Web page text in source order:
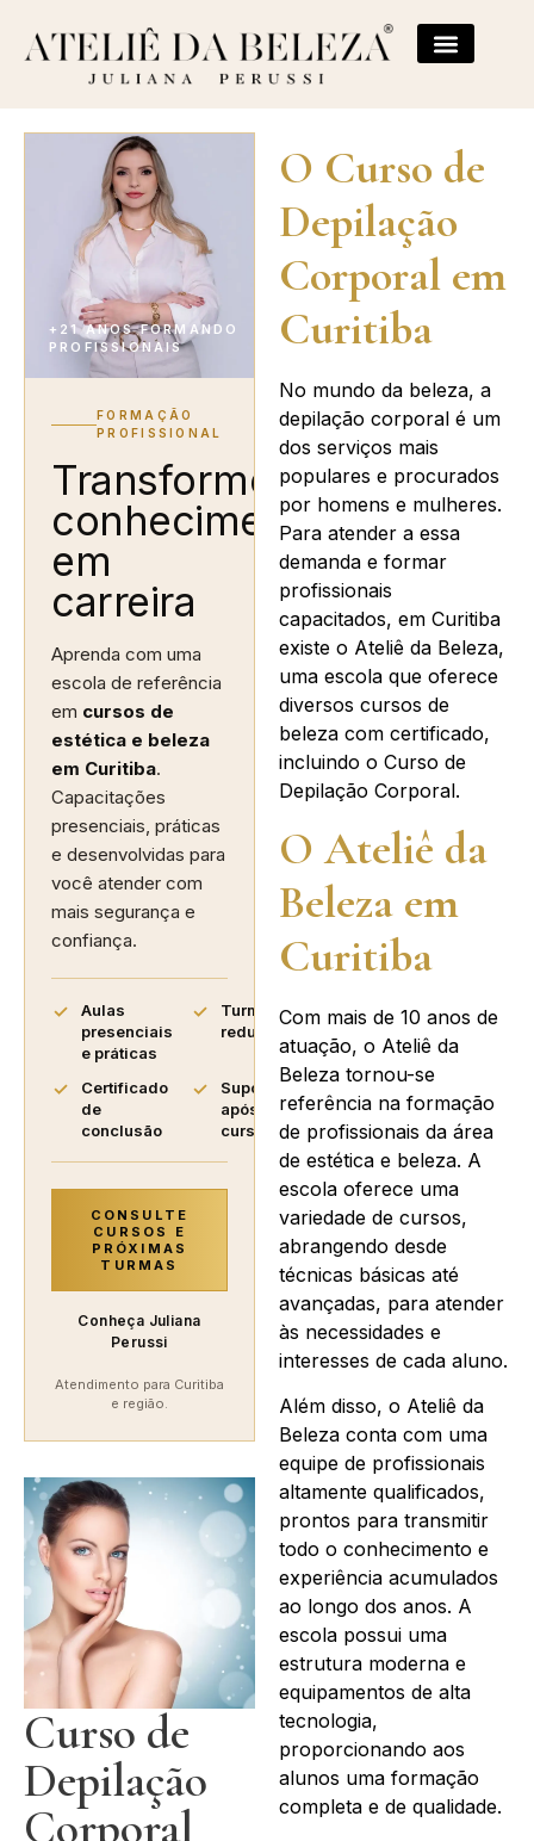
+21 ANOS FORMANDO
PROFISSIONAIS
FORMAÇÃO
PROFISSIONAL
Transforme
conhecimento
em
carreira
Aprenda com uma
escola de referência
em cursos de
estética e beleza
em Curitiba.
Capacitações
presenciais, práticas
e desenvolvidas para
você atender com
mais segurança e
confiança.
Aulas
presenciais
e práticas
Turmas
reduzidas
Certificado
de
conclusão
Suporte
após o
curso
CONSULTE
CURSOS E
PRÓXIMAS
TURMAS
Conheça Juliana
Perussi
Atendimento para Curitiba
e região.
Curso de
Depilação
Corporal
O Curso de
Depilação
Corporal em
Curitiba
No mundo da beleza, a
depilação corporal é um
dos serviços mais
populares e procurados
por homens e mulheres.
Para atender a essa
demanda e formar
profissionais
capacitados, em Curitiba
existe o Ateliê da Beleza,
uma escola que oferece
diversos cursos de
beleza com certificado,
incluindo o Curso de
Depilação Corporal.
O Ateliê da
Beleza em
Curitiba
Com mais de 10 anos de
atuação, o Ateliê da
Beleza tornou-se
referência na formação
de profissionais da área
de estética e beleza. A
escola oferece uma
variedade de cursos,
abrangendo desde
técnicas básicas até
avançadas, para atender
às necessidades e
interesses de cada aluno.
Além disso, o Ateliê da
Beleza conta com uma
equipe de profissionais
altamente qualificados,
prontos para transmitir
todo o conhecimento e
experiência acumulados
ao longo dos anos. A
escola possui uma
estrutura moderna e
equipamentos de alta
tecnologia,
proporcionando aos
alunos uma formação
completa e de qualidade.